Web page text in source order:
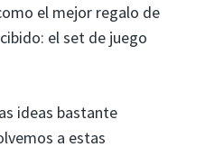
el mejor regalo de
el set de juego
ideas bastante
a estas